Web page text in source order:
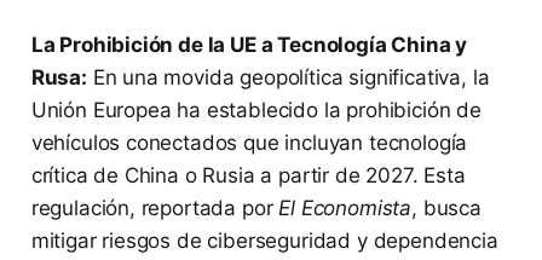
La Prohibición de la UE a Tecnología China y
Rusa: En una movida geopolítica significativa, la
Unión Europea ha establecido la prohibición de
vehículos conectados que incluyan tecnología
crítica de China o Rusia a partir de 2027. Esta
regulación, reportada porEl Economista, busca
mitigar riesgos de ciberseguridad y dependencia